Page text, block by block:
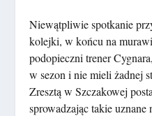
Niewątpliwie spotkanie
kolejki, w końcu na
podopieczni trener
w sezon i nie mieli żadnej
Zresztą w Szczakowej
sprowadzając takie